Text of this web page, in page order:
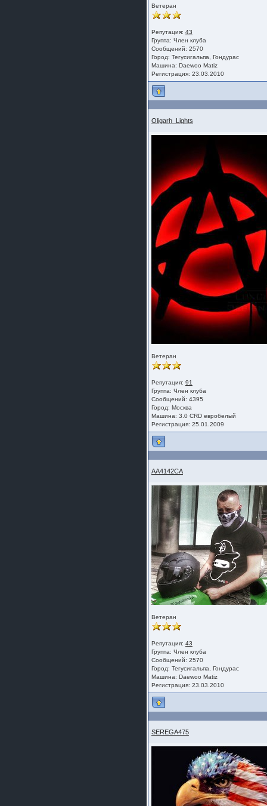
Ветеран
Репутация: 43
Группа: Член клуба
Сообщений: 2570
Город: Тегусигальпа, Гондурас
Машина: Daewoo Matiz
Регистрация: 23.03.2010
Oligarh_Lights
Ветеран
Репутация: 91
Группа: Член клуба
Сообщений: 4395
Город: Москва
Машина: 3.0 CRD евробелый
Регистрация: 25.01.2009
AA4142CA
Ветеран
Репутация: 43
Группа: Член клуба
Сообщений: 2570
Город: Тегусигальпа, Гондурас
Машина: Daewoo Matiz
Регистрация: 23.03.2010
SEREGA475